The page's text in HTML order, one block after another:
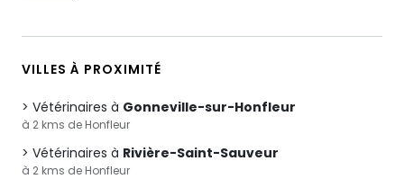
VILLES À PROXIMITÉ
Vétérinaires à Gonneville-sur-Honfleur
à 2 kms de Honfleur
Vétérinaires à Rivière-Saint-Sauveur
à 2 kms de Honfleur